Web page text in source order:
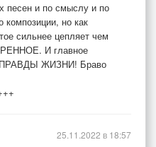
и по смыслу и по
композиции, но как
сильнее цепляет чем
И главное
ЖИЗНИ! Браво
25.11.2022 в 18:57